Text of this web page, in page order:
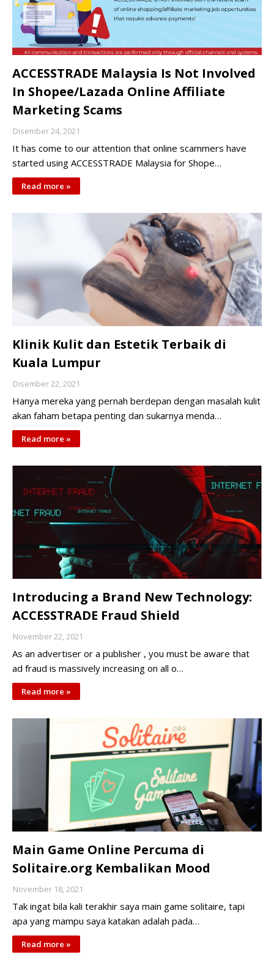
ACCESSTRADE Malaysia Is Not Involved
In Shopee/Lazada Online Affiliate
Marketing Scams
Disember 24, 2021
It has come to our attention that online scammers have
started using ACCESSTRADE Malaysia for Shope…
Read more »
Klinik Kulit dan Estetik Terbaik di
Kuala Lumpur
Disember 22, 2021
Hanya mereka yang pernah berdepan dengan masalah kulit
akan faham betapa penting dan sukarnya menda…
Read more »
Introducing a Brand New Technology:
ACCESSTRADE Fraud Shield
November 22, 2021
As an advertiser or a publisher , you must be aware that
ad fraud is massively increasing on all o…
Read more »
Main Game Online Percuma di
Solitaire.org Kembalikan Mood
November 18, 2021
Tak ingat bila kali terakhir saya main game solitaire, tapi
apa yang mampu saya katakan adalah pada…
Read more »